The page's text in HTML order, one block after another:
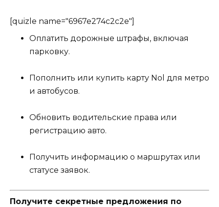
[quizle name="6967e274c2c2e"]
Оплатить дорожные штрафы, включая
парковку.
Пополнить или купить карту Nol для метро
и автобусов.
Обновить водительские права или
регистрацию авто.
Получить информацию о маршрутах или
статусе заявок.
Получите секретные предложения по